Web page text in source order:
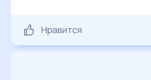
Нравится